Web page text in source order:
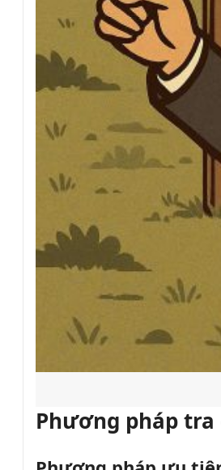
Phương pháp